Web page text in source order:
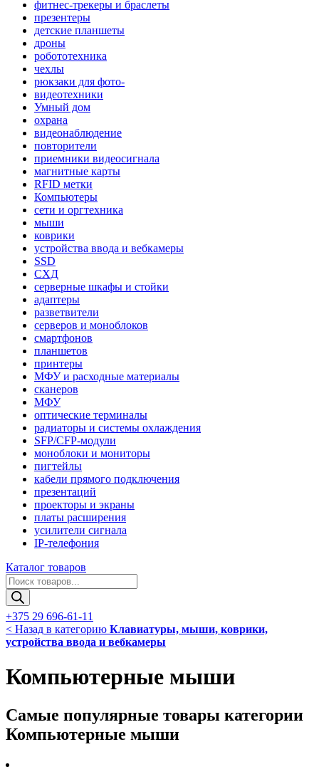
фитнес-трекеры и браслеты
презентеры
детские планшеты
дроны
робототехника
чехлы
рюкзаки для фото-
видеотехники
Умный дом
охрана
видеонаблюдение
повторители
приемники видеосигнала
магнитные карты
RFID метки
Компьютеры
сети и оргтехника
мыши
коврики
устройства ввода и вебкамеры
SSD
СХД
серверные шкафы и стойки
адаптеры
разветвители
серверов и моноблоков
смартфонов
планшетов
принтеры
МФУ и расходные материалы
сканеров
МФУ
оптические терминалы
радиаторы и системы охлаждения
SFP/CFP-модули
моноблоки и мониторы
пигтейлы
кабели прямого подключения
презентаций
проекторы и экраны
платы расширения
усилители сигнала
IP-телефония
Каталог товаров
Поиск
товаров
+375 29 696-61-11
< Назад в категорию Клавиатуры, мыши, коврики,
устройства ввода и вебкамеры
Компьютерные мыши
Самые популярные товары категории
Компьютерные мыши